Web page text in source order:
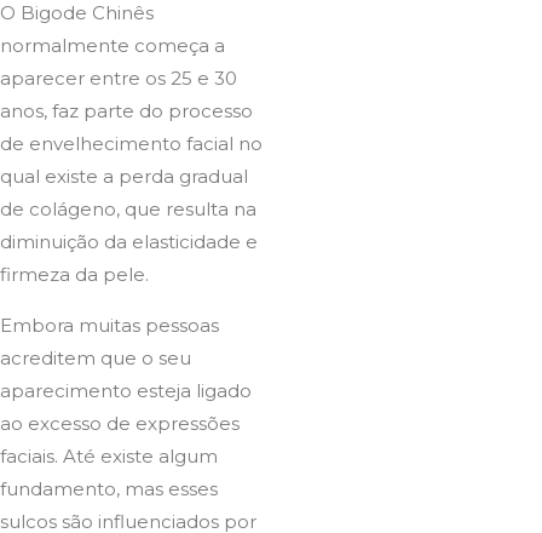
O Bigode Chinês
normalmente começa a
aparecer entre os 25 e 30
anos, faz parte do processo
de envelhecimento facial no
qual existe a perda gradual
de colágeno, que resulta na
diminuição da elasticidade e
firmeza da pele.
Embora muitas pessoas
acreditem que o seu
aparecimento esteja ligado
ao excesso de expressões
faciais. Até existe algum
fundamento, mas esses
sulcos são influenciados por